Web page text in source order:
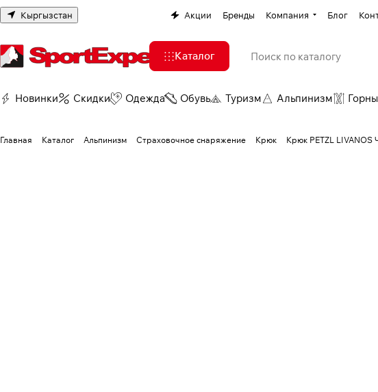
Кыргызстан Акции Бренды Компания Блог
Каталог
Новинки Скидки Одежда Обувь Туризм Альпинизм
Главная Каталог Альпинизм Страховочное снаряжение Крюк Крюк PETZL LIVANOS